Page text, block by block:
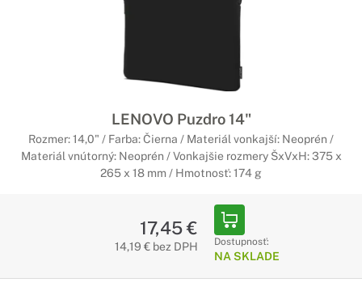
LENOVO Puzdro 14"
Rozmer: 14,0" / Farba: Čierna / Materiál vonkajší: Neoprén /
Materiál vnútorný: Neoprén / Vonkajšie rozmery ŠxVxH: 375 x
265 x 18 mm / Hmotnosť: 174 g
17,45 €
14,19 € bez DPH Dostupnosť:
NA SKLADE